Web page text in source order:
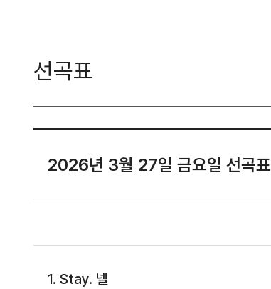
선곡표
2026년 3월 27일 금요일 선곡표
1. Stay. 넬